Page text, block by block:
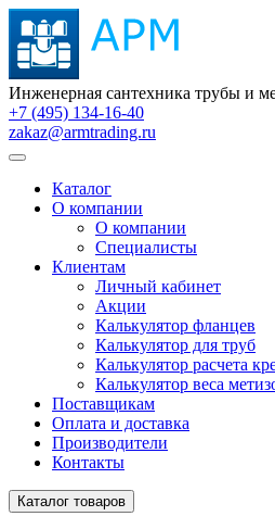
Инженерная сантехника трубы и
+7 (495) 134-16-40
zakaz@armtrading.ru
Каталог
О компании
О компании
Специалисты
Клиентам
Личный кабинет
Акции
Калькулятор фланцев
Калькулятор для труб
Калькулятор расчета
Калькулятор веса
Поставщикам
Оплата и доставка
Производители
Контакты
Каталог товаров